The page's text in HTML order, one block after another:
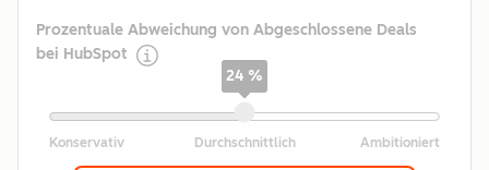
Prozentuale Abweichung von Abgeschlossene Deals
bei HubSpot
24 %